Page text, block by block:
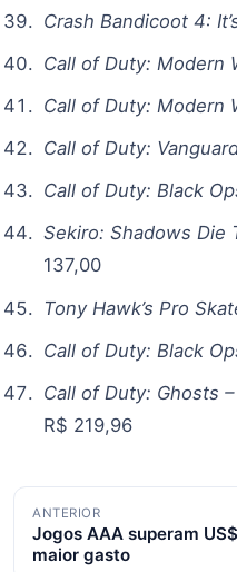
Crash Bandicoot 4:
Call of Duty: Modern
Call of Duty: Modern
Call of Duty:
Call of Duty: Black
Sekiro: Shadows Die
137,00
Tony Hawk’s Pro
Call of Duty: Black
Call of Duty: Ghosts
R$ 219,96
Navegação
de
ANTERIOR
Jogos AAA superam
maior gasto